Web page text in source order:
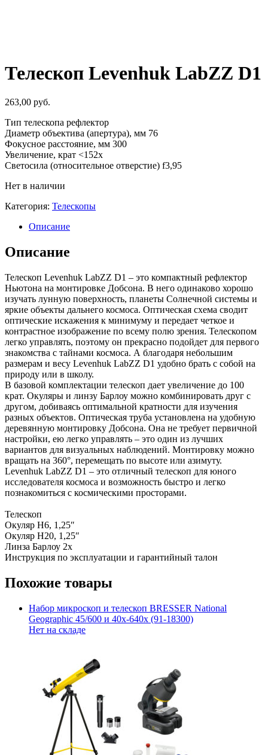
Телескоп Levenhuk LabZZ D1
263,00 руб.
Тип телескопа рефлектор
Диаметр объектива (апертура), мм 76
Фокусное расстояние, мм 300
Увеличение, крат <152х
Светосила (относительное отверстие) f3,95
Нет в наличии
Категория: Телескопы
Описание
Описание
Телескоп Levenhuk LabZZ D1 – это компактный рефлектор
Ньютона на монтировке Добсона. В него одинаково хорошо
изучать лунную поверхность, планеты Солнечной системы и
яркие объекты дальнего космоса. Оптическая схема сводит
оптические искажения к минимуму и передает четкое и
контрастное изображение по всему полю зрения. Телескопом
легко управлять, поэтому он прекрасно подойдет для первого
знакомства с тайнами космоса. А благодаря небольшим
размерам и весу Levenhuk LabZZ D1 удобно брать с собой на
природу или в школу.
В базовой комплектации телескоп дает увеличение до 100
крат. Окуляры и линзу Барлоу можно комбинировать друг с
другом, добиваясь оптимальной кратности для изучения
разных объектов. Оптическая труба установлена на удобную
деревянную монтировку Добсона. Она не требует первичной
настройки, ею легко управлять – это один из лучших
вариантов для визуальных наблюдений. Монтировку можно
вращать на 360°, перемещать по высоте или азимуту.
Levenhuk LabZZ D1 – это отличный телескоп для юного
исследователя космоса и возможность быстро и легко
познакомиться с космическими просторами.
Телескоп
Окуляр H6, 1,25″
Окуляр H20, 1,25″
Линза Барлоу 2х
Инструкция по эксплуатации и гарантийный талон
Похожие товары
Набор микроскоп и телескоп BRESSER National
Geographic 45/600 и 40x-640x (91-18300)
Нет на складе